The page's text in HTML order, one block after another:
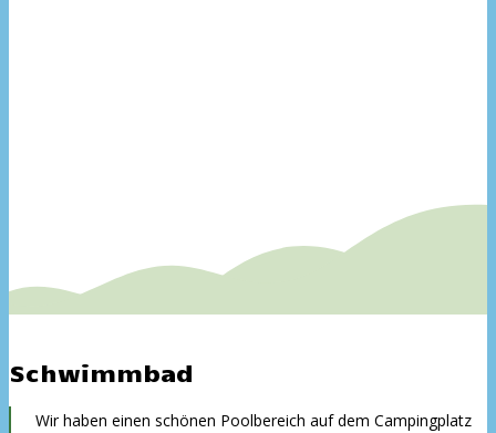
Schwimmbad
Wir haben einen schönen Poolbereich auf dem Campingplatz